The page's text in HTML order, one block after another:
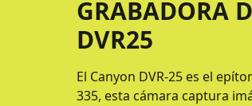
GRABADORA
DVR25
El Canyon DVR-25 es el
335, esta cámara captura